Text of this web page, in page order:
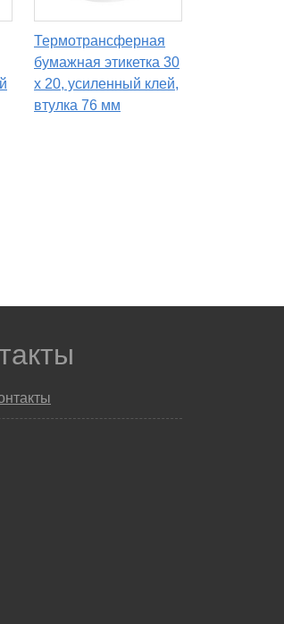
Термотрансферная
бумажная этикетка 30
х 20, усиленный клей,
втулка 76 мм